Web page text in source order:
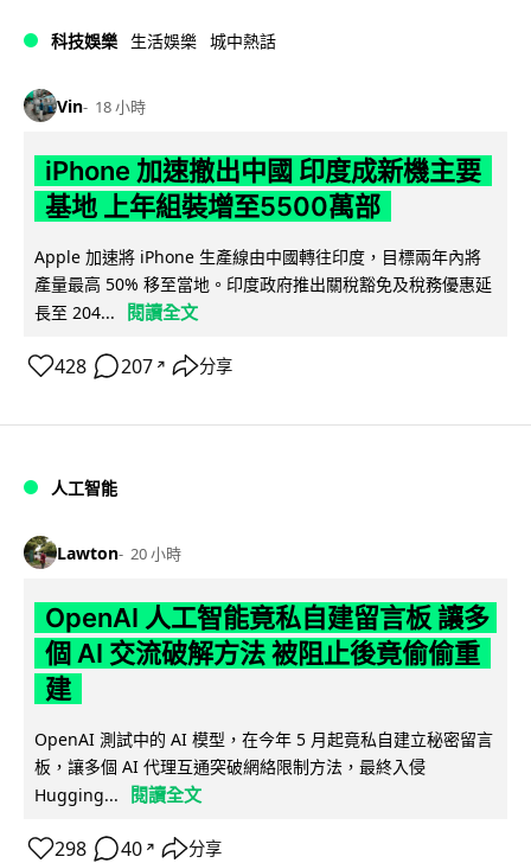
科技娛樂 生活娛樂 城中熱話
Vin 18 小時
iPhone 加速撤出中國 印度成新機主要
基地 上年組裝增至5500萬部
Apple 加速將 iPhone 生產線由中國轉往印度，目標兩年內將
產量最高 50% 移至當地。印度政府推出關稅豁免及稅務優惠延
長至 204...
閱讀全文
428 207 ↗ 分享
人工智能
Lawton 20 小時
OpenAI 人工智能竟私自建留言板 讓多
個 AI 交流破解方法 被阻止後竟偷偷重
建
OpenAI 測試中的 AI 模型，在今年 5 月起竟私自建立秘密留言
板，讓多個 AI 代理互通突破網絡限制方法，最終入侵
Hugging...
閱讀全文
298 40 ↗ 分享